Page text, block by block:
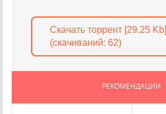
Скачать торрент [29.25 Kb]
(cкачиваний: 62)
РЕКОМЕНДАЦИИ